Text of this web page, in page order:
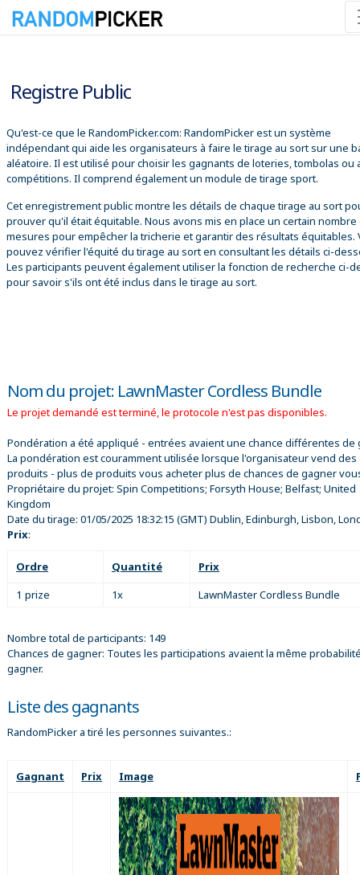
Registre Public
Qu'est-ce que le RandomPicker.com: RandomPicker est un système
indépendant qui aide les organisateurs à faire le tirage au sort sur une
aléatoire. Il est utilisé pour choisir les gagnants de loteries, tombolas ou
compétitions. Il comprend également un module de tirage sport.
Cet enregistrement public montre les détails de chaque tirage au sort
prouver qu'il était équitable. Nous avons mis en place un certain nombre
mesures pour empêcher la tricherie et garantir des résultats équitables.
pouvez vérifier l'équité du tirage au sort en consultant les détails ci-
Les participants peuvent également utiliser la fonction de recherche ci-
pour savoir s'ils ont été inclus dans le tirage au sort.
Nom du projet: LawnMaster Cordless Bundle
Le projet demandé est terminé, le protocole n'est pas disponibles.
Pondération a été appliqué - entrées avaient une chance différentes de
La pondération est couramment utilisée lorsque l'organisateur vend des
produits - plus de produits vous acheter plus de chances de gagner
Propriétaire du projet: Spin Competitions; Forsyth House; Belfast; United
Kingdom
Date du tirage: 01/05/2025 18:32:15 (GMT) Dublin, Edinburgh, Lisbon,
Prix:
Ordre Quantité
Prix
1 prize
1x LawnMaster Cordless Bundle
Nombre total de participants: 149
Chances de gagner: Toutes les participations avaient la même
gagner.
Liste des gagnants
RandomPicker a tiré les personnes suivantes.:
Gagnant Prix Image